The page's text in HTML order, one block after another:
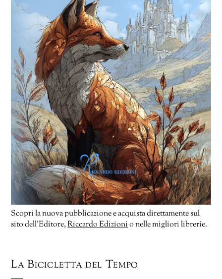
Scopri la nuova pubblicazione e acquista direttamente sul
sito dell’Editore,Riccardo Edizionio nelle migliori librerie.
La Bicicletta del Tempo